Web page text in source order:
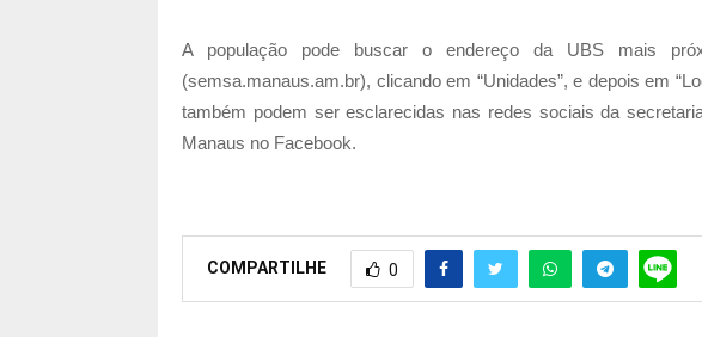
A população pode buscar o endereço da UBS mais
(semsa.manaus.am.br), clicando em “Unidades”, e depois em
também podem ser esclarecidas nas redes sociais da
Manaus no Facebook.
COMPARTILHE 0